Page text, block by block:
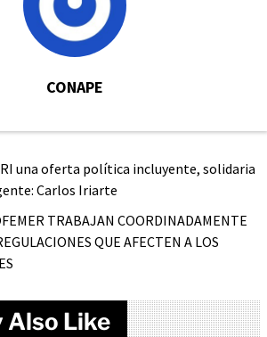
CONAPE
una oferta política incluyente, solidaria
Carlos Iriarte
TRABAJAN COORDINADAMENTE
QUE AFECTEN A LOS
Also Like